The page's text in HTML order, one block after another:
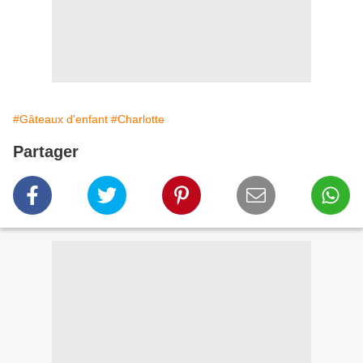
#Gâteaux d'enfant #Charlotte
Partager